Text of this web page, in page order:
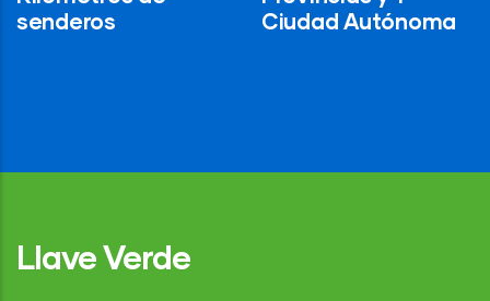
senderos
Ciudad Autónoma
Llave Verde